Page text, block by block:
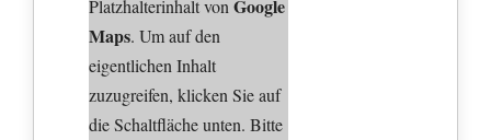
Platzhalterinhalt vonGoogle
Maps. Um auf den
eigentlichen Inhalt
zuzugreifen, klicken Sie auf
die Schaltfläche unten. Bitte